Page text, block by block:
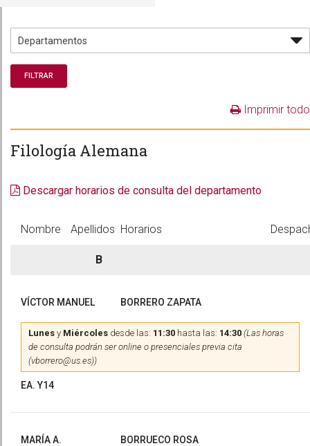
Imprimir todo
Filología Alemana
Descargar horarios de consulta del departamento
Nombre Apellidos Horarios
B
VÍCTOR MANUEL BORRERO ZAPATA
Lunes y Miércoles desde las: 11:30 hasta las: 14:30 (Las horas
de consulta podrán ser online o presenciales previa cita
(vborrero@us.es))
EA. Y14
MARÍA A. BORRUECO ROSA